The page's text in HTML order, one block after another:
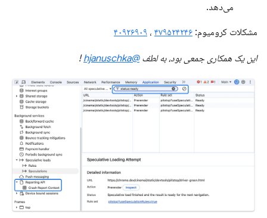
می‌دهد.
مشکلات کرومیوم: ۴۷۹۵۲۴۲۴۶ ، ۴۰۹۲۶۹۰۹
این یک همکاری جمعی بود، به لطف@hjanuschka
!